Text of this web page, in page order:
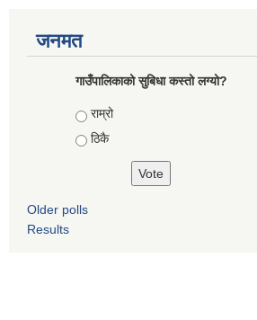
जनमत
गाउँपालिकाको सुबिधा कस्तो लग्यो?
Choices
राम्रो
ठिकै
Older polls
Results